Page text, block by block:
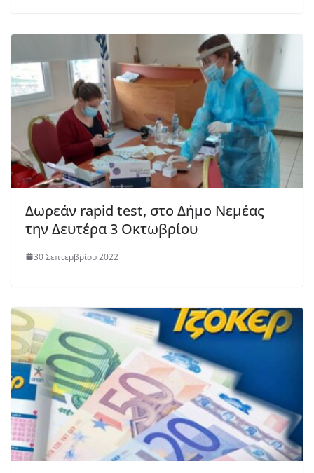
Δωρεάν rapid test, στο Δήμο Νεμέας
την Δευτέρα 3 Οκτωβρίου
30 Σεπτεμβρίου 2022